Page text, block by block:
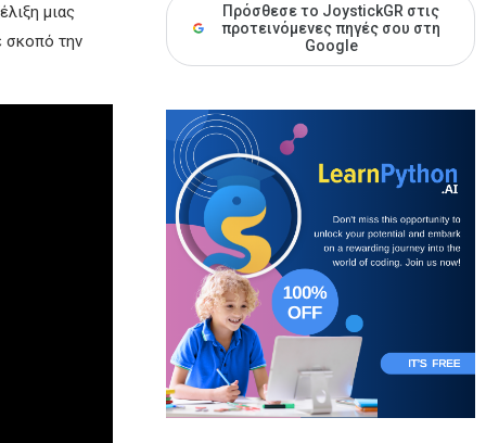
μιας
σκοπό την
Πρόσθεσε το JoystickGR στις
προτεινόμενες πηγές σου στη
Google